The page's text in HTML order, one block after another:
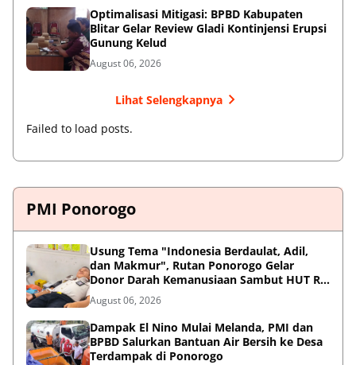
Optimalisasi Mitigasi: BPBD Kabupaten
Blitar Gelar Review Gladi Kontinjensi Erupsi
Gunung Kelud
August 06, 2026
Lihat Selengkapnya
Failed to load posts.
PMI Ponorogo
Usung Tema "Indonesia Berdaulat, Adil,
dan Makmur", Rutan Ponorogo Gelar
Donor Darah Kemanusiaan Sambut HUT RI
ke-81
August 06, 2026
Dampak El Nino Mulai Melanda, PMI dan
BPBD Salurkan Bantuan Air Bersih ke Desa
Terdampak di Ponorogo